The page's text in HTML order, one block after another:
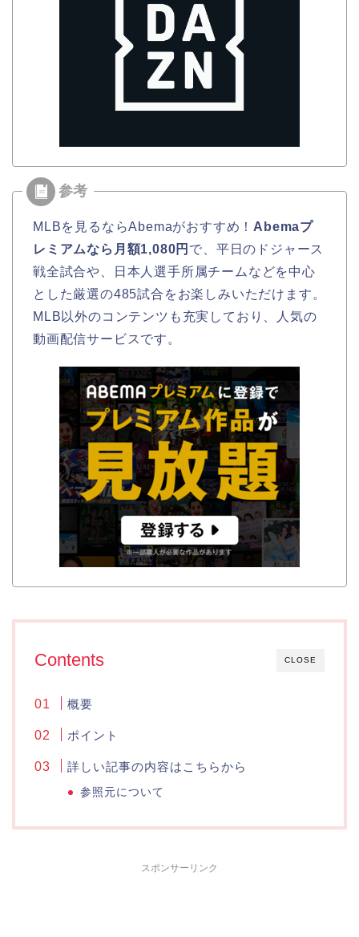
MLBを見るならAbemaがおすすめ！ Abemaプ
レミアムなら月額1,080円 で、平日のドジャース
戦全試合や、日本人選手所属チームなどを中心
とした厳選の485試合をお楽しみいただけます。
MLB以外のコンテンツも充実しており、人気の
動画配信サービスです。
CLOSE
Contents
概要
ポイント
詳しい記事の内容はこちらから
参照元について
スポンサーリンク